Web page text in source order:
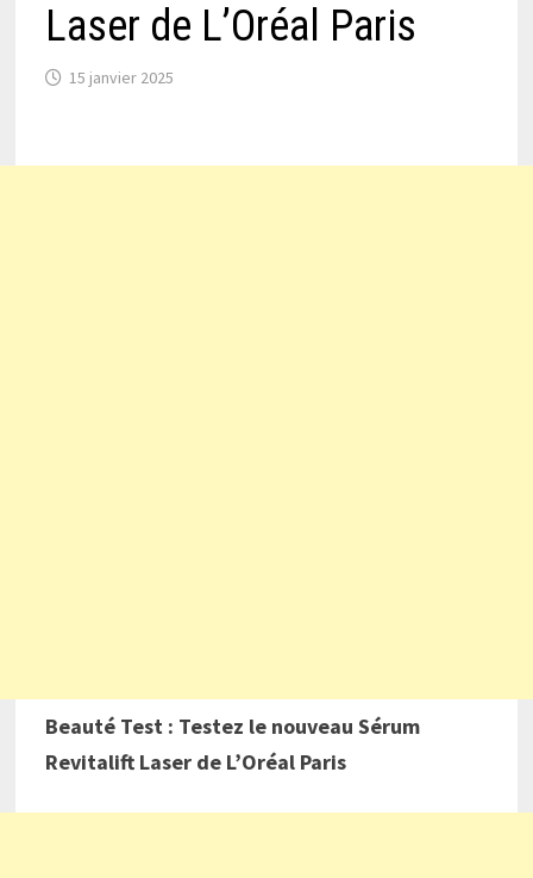
Laser de L’Oréal Paris
15 janvier 2025
Beauté Test : Testez le nouveau Sérum
Revitalift Laser de L’Oréal Paris